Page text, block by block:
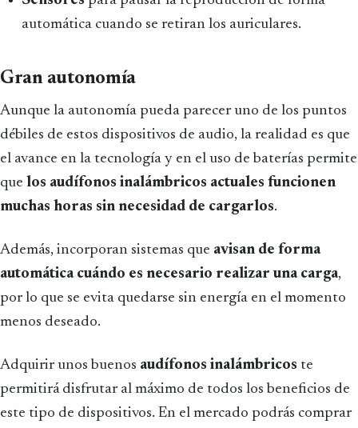
automática cuando se retiran los auriculares.
Gran autonomía
Aunque la autonomía pueda parecer uno de los puntos
débiles de estos dispositivos de audio, la realidad es que
el avance en la tecnología y en el uso de baterías permite
que los audífonos inalámbricos actuales funcionen
muchas horas sin necesidad de cargarlos.
Además, incorporan sistemas que avisan de forma
automática cuándo es necesario realizar una carga,
por lo que se evita quedarse sin energía en el momento
menos deseado.
Adquirir unos buenos audífonos inalámbricos te
permitirá disfrutar al máximo de todos los beneficios de
este tipo de dispositivos. En el mercado podrás comprar